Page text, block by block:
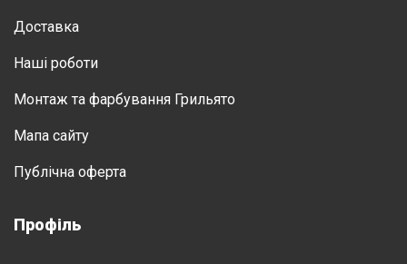
Доставка
Нашi роботи
Монтаж та фарбування Грильято
Мапа сайту
Публічна оферта
Профіль